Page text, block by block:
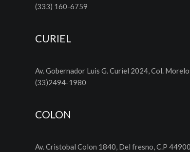
(333) 160-6759
CURIEL
Av. Gobernador Luis G. Curiel 2024, Col.
(33)2494-1980
COLON
Av. Cristobal Colon 1840, Del fresno, C.P